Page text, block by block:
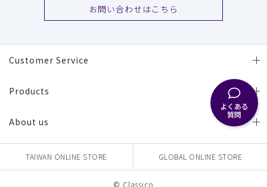
よくある
質問
お問い合わせはこちら
Customer Service
Products
About us
TAIWAN ONLINE STORE GLOBAL ONLINE STORE
© Classico